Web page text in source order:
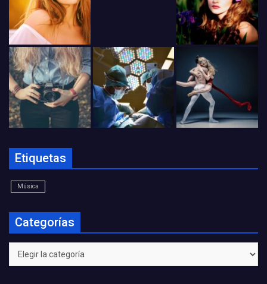
Etiquetas
Música
Categorías
Categorías